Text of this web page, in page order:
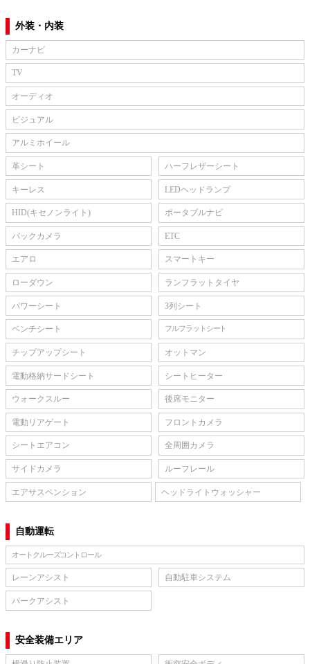
外装・内装
カーナビ
TV
オーディオ
ビジュアル
アルミホイール
革シート ハーフレザーシート
キーレス LEDヘッドランプ
HID(キセノンライト) ポータブルナビ
バックカメラ ETC
エアロ スマートキー
ローダウン ランフラットタイヤ
パワーシート 3列シート
ベンチシート フルフラットシート
チップアップシート オットマン
電動格納サードシート シートヒーター
ウォークスルー 後席モニター
電動リアゲート フロントカメラ
シートエアコン 全周囲カメラ
サイドカメラ ルーフレール
エアサスペンション ヘッドライトウォッシャー
自動運転
オートクルーズコントロール
レーンアシスト 自動駐車システム
パークアシスト
安全装備エリア